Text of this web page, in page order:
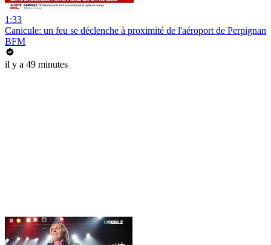
1:33
Canicule: un feu se déclenche à proximité de l'aéroport de Perpignan
BFM
il y a 49 minutes